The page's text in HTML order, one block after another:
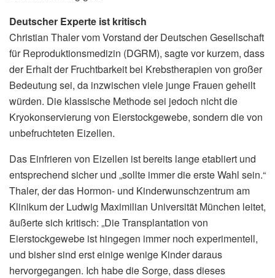
Deutscher Experte ist kritisch
Christian Thaler vom Vorstand der Deutschen Gesellschaft
für Reproduktionsmedizin (DGRM), sagte vor kurzem, dass
der Erhalt der Fruchtbarkeit bei Krebstherapien von großer
Bedeutung sei, da inzwischen viele junge Frauen geheilt
würden. Die klassische Methode sei jedoch nicht die
Kryokonservierung von Eierstockgewebe, sondern die von
unbefruchteten Eizellen.
Das Einfrieren von Eizellen ist bereits lange etabliert und
entsprechend sicher und „sollte immer die erste Wahl sein.“
Thaler, der das Hormon- und Kinderwunschzentrum am
Klinikum der Ludwig Maximilian Universität München leitet,
äußerte sich kritisch: „Die Transplantation von
Eierstockgewebe ist hingegen immer noch experimentell,
und bisher sind erst einige wenige Kinder daraus
hervorgegangen. Ich habe die Sorge, dass dieses